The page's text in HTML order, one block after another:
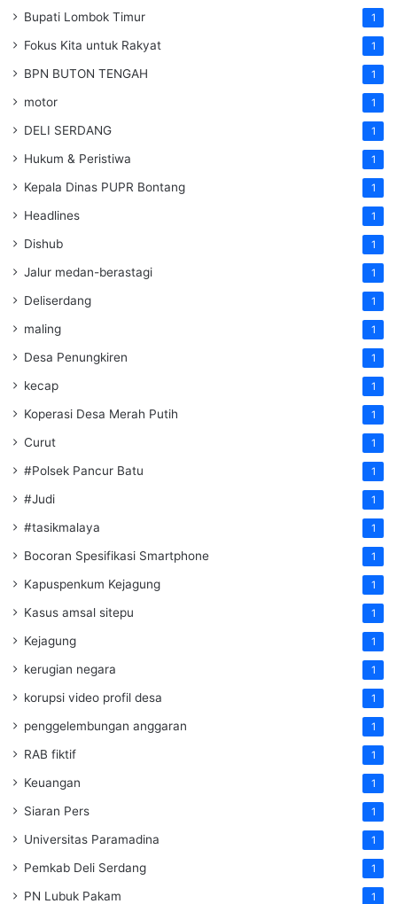
Bupati Lombok Timur 1
Fokus Kita untuk Rakyat 1
BPN BUTON TENGAH 1
motor 1
DELI SERDANG 1
Hukum & Peristiwa 1
Kepala Dinas PUPR Bontang 1
Headlines 1
Dishub 1
Jalur medan-berastagi 1
Deliserdang 1
maling 1
Desa Penungkiren 1
kecap 1
Koperasi Desa Merah Putih 1
Curut 1
#Polsek Pancur Batu 1
#Judi 1
#tasikmalaya 1
Bocoran Spesifikasi Smartphone 1
Kapuspenkum Kejagung 1
Kasus amsal sitepu 1
Kejagung 1
kerugian negara 1
korupsi video profil desa 1
penggelembungan anggaran 1
RAB fiktif 1
Keuangan 1
Siaran Pers 1
Universitas Paramadina 1
Pemkab Deli Serdang 1
PN Lubuk Pakam 1